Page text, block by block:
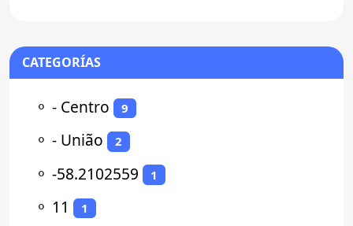
CATEGORÍAS
⚬ - Centro 9
⚬ - União 2
⚬ -58.2102559 1
⚬ 11 1